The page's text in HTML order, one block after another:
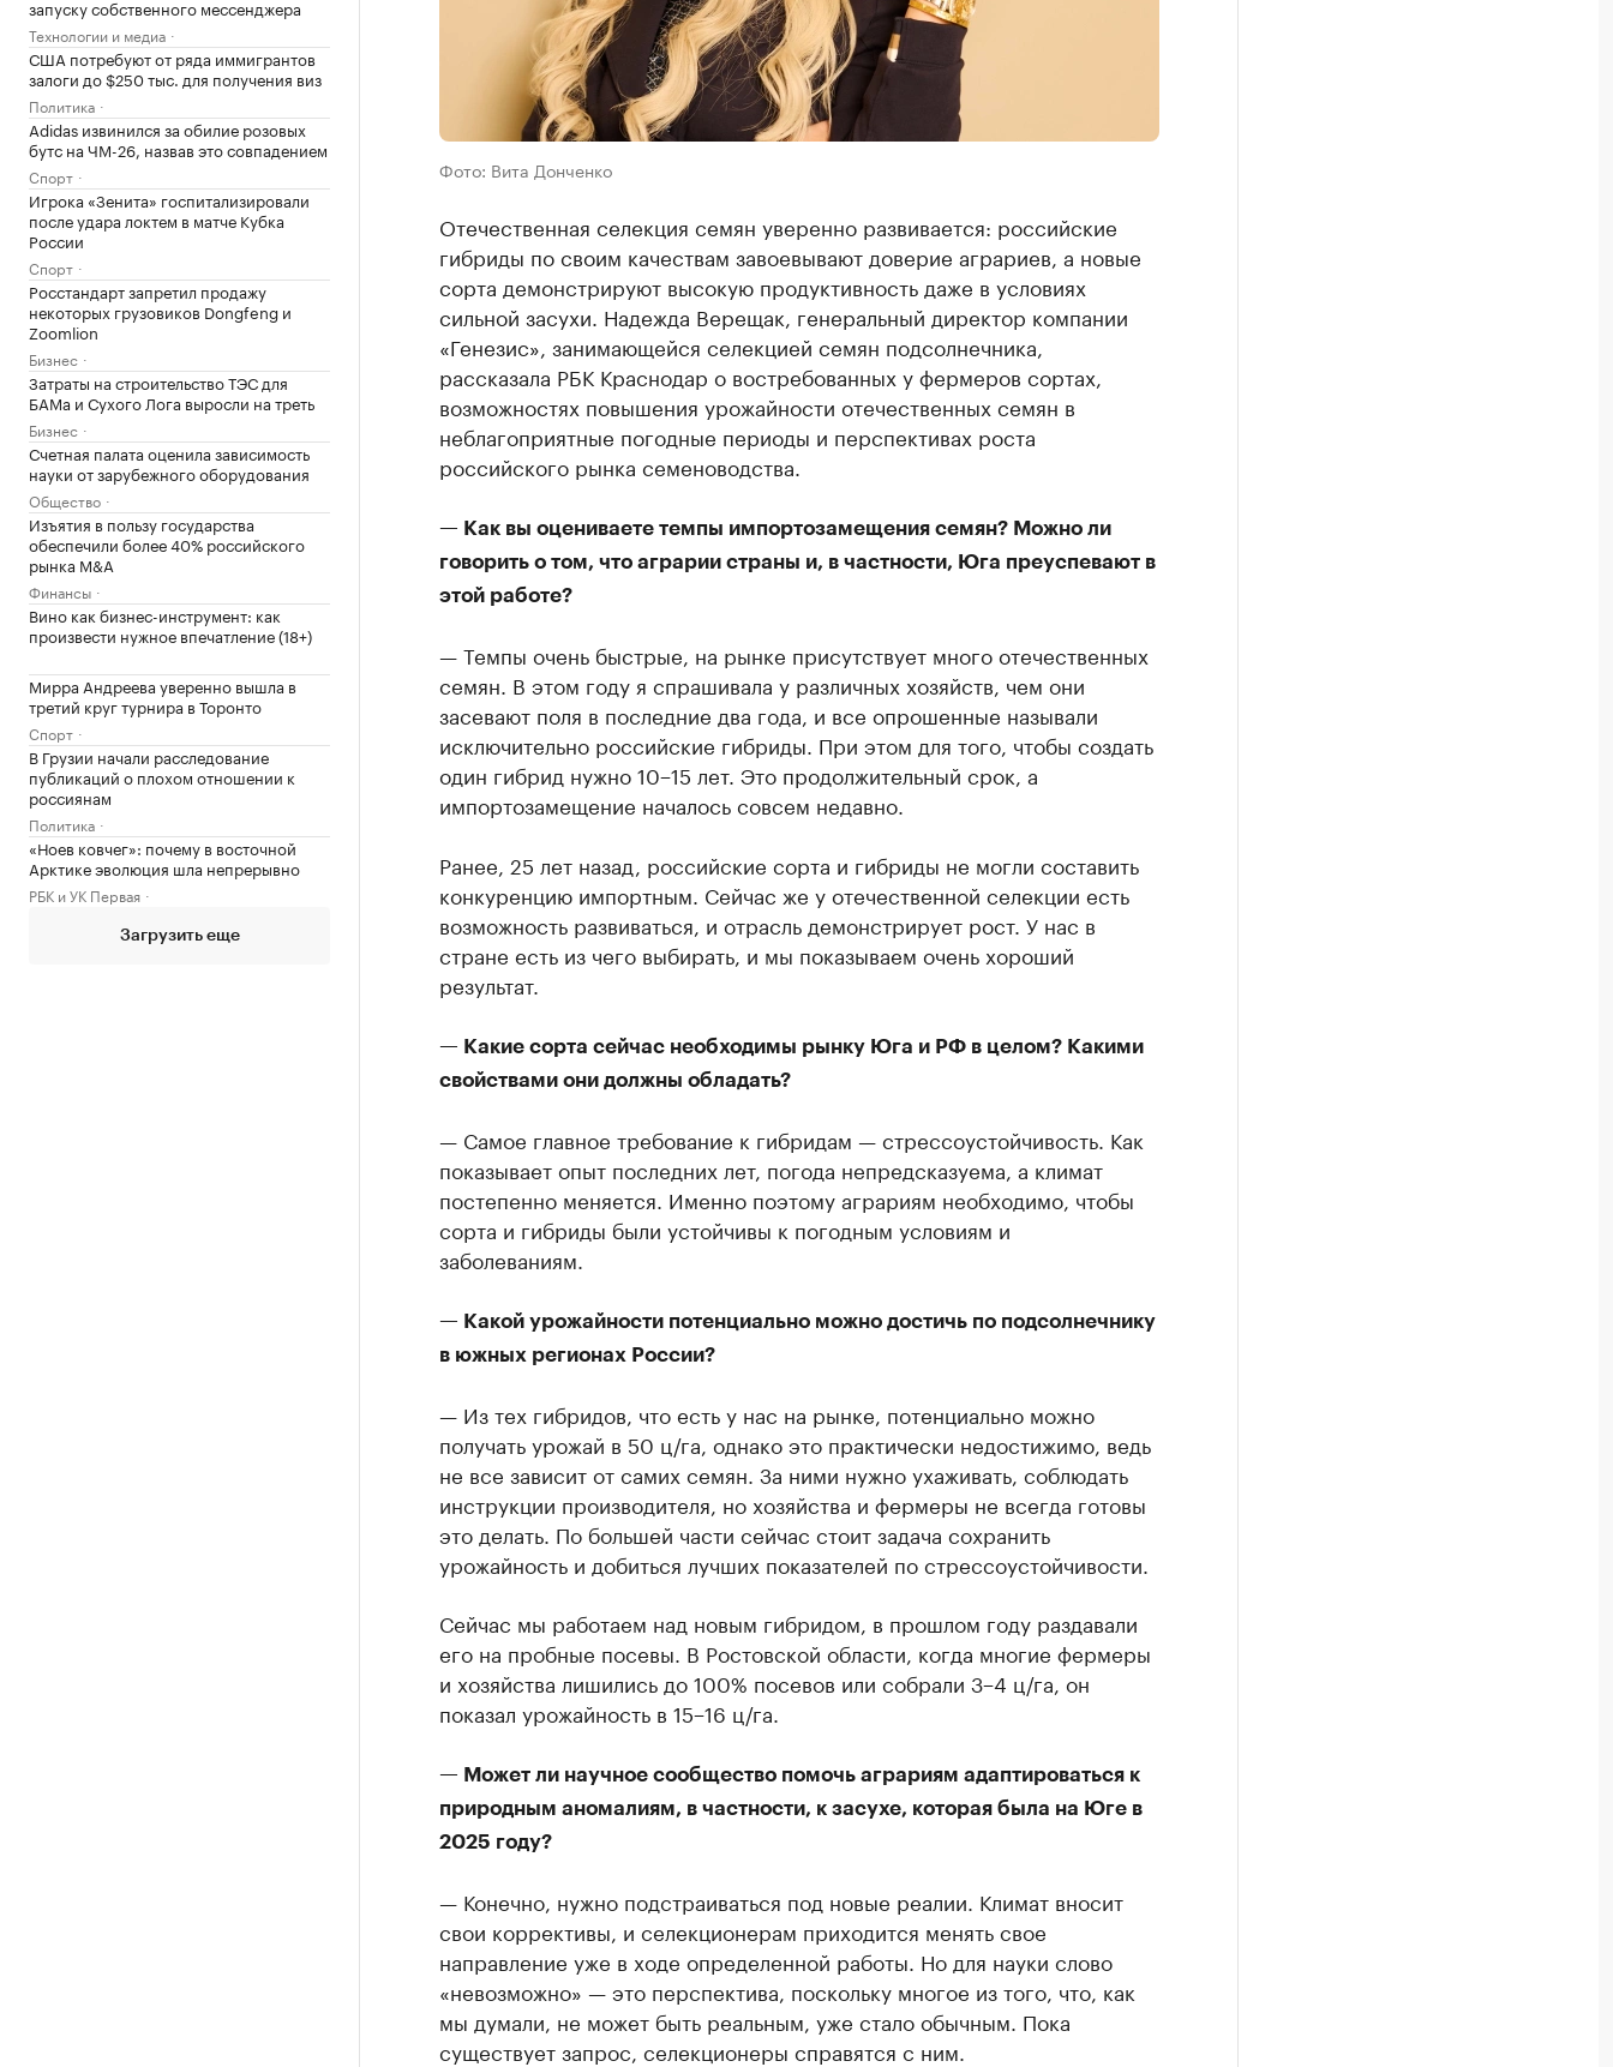
запуску собственного мессенджера
Технологии и медиа
США потребуют от ряда иммигрантов
залоги до $250 тыс. для получения виз
Политика
Adidas извинился за обилие розовых
бутс на ЧМ-26, назвав это совпадением
Спорт
Игрока «Зенита» госпитализировали
после удара локтем в матче Кубка
России
Спорт
Росстандарт запретил продажу
некоторых грузовиков Dongfeng и
Zoomlion
Бизнес
Затраты на строительство ТЭС для
БАМа и Сухого Лога выросли на треть
Бизнес
Счетная палата оценила зависимость
науки от зарубежного оборудования
Общество
Изъятия в пользу государства
обеспечили более 40% российского
рынка M&A
Финансы
Вино как бизнес-инструмент: как
произвести нужное впечатление (18+)
Мирра Андреева уверенно вышла в
третий круг турнира в Торонто
Спорт
В Грузии начали расследование
публикаций о плохом отношении к
россиянам
Политика
«Ноев ковчег»: почему в восточной
Арктике эволюция шла непрерывно
РБК и УК Первая
Загрузить еще
Фото: Вита Донченко
Отечественная селекция семян уверенно развивается: российские
гибриды по своим качествам завоевывают доверие аграриев, а новые
сорта демонстрируют высокую продуктивность даже в условиях
сильной засухи. Надежда Верещак, генеральный директор компании
«Генезис», занимающейся селекцией семян подсолнечника,
рассказала РБК Краснодар о востребованных у фермеров сортах,
возможностях повышения урожайности отечественных семян в
неблагоприятные погодные периоды и перспективах роста
российского рынка семеноводства.
— Как вы оцениваете темпы импортозамещения семян? Можно ли
говорить о том, что аграрии страны и, в частности, Юга преуспевают в
этой работе?
— Темпы очень быстрые, на рынке присутствует много отечественных
семян. В этом году я спрашивала у различных хозяйств, чем они
засевают поля в последние два года, и все опрошенные называли
исключительно российские гибриды. При этом для того, чтобы создать
один гибрид нужно 10−15 лет. Это продолжительный срок, а
импортозамещение началось совсем недавно.
Ранее, 25 лет назад, российские сорта и гибриды не могли составить
конкуренцию импортным. Сейчас же у отечественной селекции есть
возможность развиваться, и отрасль демонстрирует рост. У нас в
стране есть из чего выбирать, и мы показываем очень хороший
результат.
— Какие сорта сейчас необходимы рынку Юга и РФ в целом? Какими
свойствами они должны обладать?
— Самое главное требование к гибридам — стрессоустойчивость. Как
показывает опыт последних лет, погода непредсказуема, а климат
постепенно меняется. Именно поэтому аграриям необходимо, чтобы
сорта и гибриды были устойчивы к погодным условиям и
заболеваниям.
— Какой урожайности потенциально можно достичь по подсолнечнику
в южных регионах России?
— Из тех гибридов, что есть у нас на рынке, потенциально можно
получать урожай в 50 ц/га, однако это практически недостижимо, ведь
не все зависит от самих семян. За ними нужно ухаживать, соблюдать
инструкции производителя, но хозяйства и фермеры не всегда готовы
это делать. По большей части сейчас стоит задача сохранить
урожайность и добиться лучших показателей по стрессоустойчивости.
Сейчас мы работаем над новым гибридом, в прошлом году раздавали
его на пробные посевы. В Ростовской области, когда многие фермеры
и хозяйства лишились до 100% посевов или собрали 3−4 ц/га, он
показал урожайность в 15−16 ц/га.
— Может ли научное сообщество помочь аграриям адаптироваться к
природным аномалиям, в частности, к засухе, которая была на Юге в
2025 году?
— Конечно, нужно подстраиваться под новые реалии. Климат вносит
свои коррективы, и селекционерам приходится менять свое
направление уже в ходе определенной работы. Но для науки слово
«невозможно» — это перспектива, поскольку многое из того, что, как
мы думали, не может быть реальным, уже стало обычным. Пока
существует запрос, селекционеры справятся с ним.